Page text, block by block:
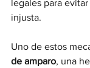
legales para
injusta.
Uno de estos
de amparo, una